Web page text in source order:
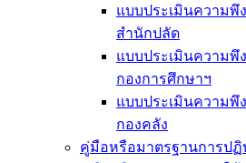
แบบประเมินความพึ
สำนักปลัด
แบบประเมินความพึ
กองการศึกษาฯ
แบบประเมินความพึ
กองคลัง
คู่มือหรือมาตรฐานการปฏิ